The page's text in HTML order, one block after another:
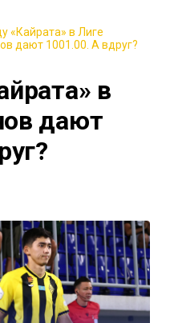
«Кайрата» в Лиге
дают 1001.00. А вдруг?
в
дают